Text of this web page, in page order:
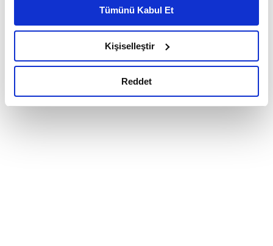
Çerezlere ilişkin tercihlerinizi çerez paneli vasıtasıyla
belirleyebilirsiniz. Çerezlere ilişkin detaylı bilgi için
Ayarlar butonuna tıklayabilir,Çerez Bilgilendirme
Metnimizi ziyaret edebilirsiniz.
okumak ve sitemizi ziyaretiniz kapsamında
Tümünü Kabul Et
Kişiselleştir
Reddet